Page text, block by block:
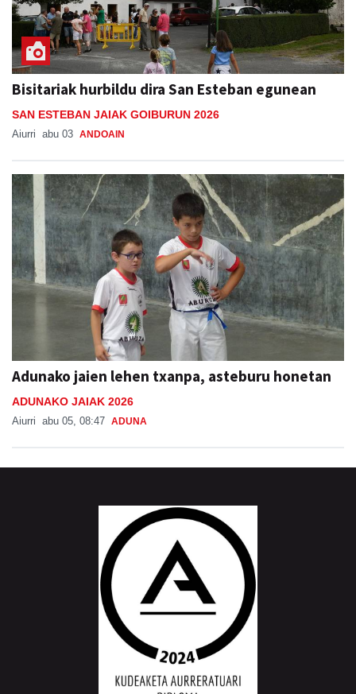
Bisitariak hurbildu dira San Esteban egunean
SAN ESTEBAN JAIAK GOIBURUN 2026
Aiurri abu 03 ANDOAIN
Adunako jaien lehen txanpa, asteburu honetan
ADUNAKO JAIAK 2026
Aiurri abu 05, 08:47 ADUNA